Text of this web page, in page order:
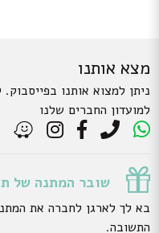
מצא אותנו
ניתן למצוא אותנו
למועדון החברים שלנו
שובר המתנה של
בא לך לארגן לחברה את
התשובה.